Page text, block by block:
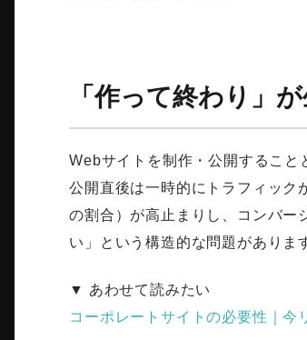
「作って終わり」
Webサイトを制作・公開すること
公開直後は一時的にトラフィッ
の割合）が高止まりし、コンバ
い」という構造的な問題がありま
▼ あわせて読みたい
コーポレートサイトの必要性｜今